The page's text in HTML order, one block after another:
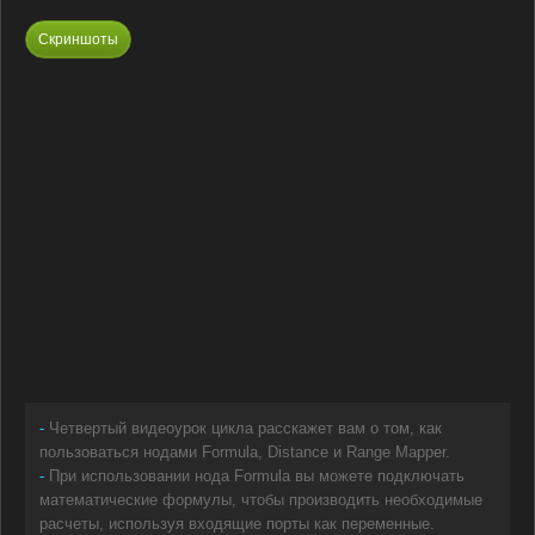
Скриншоты
- Четвертый видеоурок цикла расскажет вам о том, как
пользоваться нодами Formula, Distance и Range Mapper.
- При использовании нода Formula вы можете подключать
математические формулы, чтобы производить необходимые
расчеты, используя входящие порты как переменные.